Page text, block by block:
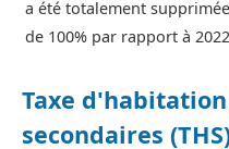
a été totalement
de 100% par rapport à
Taxe
secondaires